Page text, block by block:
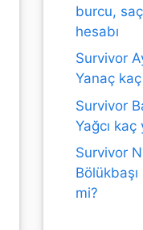
burcu,
hesabı
Survivor
Yanaç
Survivor
Yağcı
Survivor
mi?